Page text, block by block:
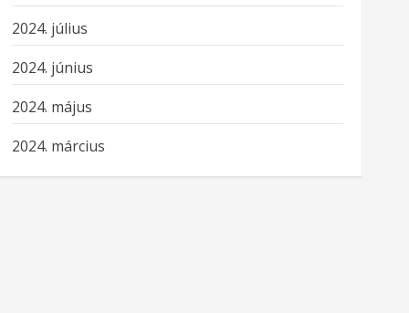
2024. július
2024. június
2024. május
2024. március